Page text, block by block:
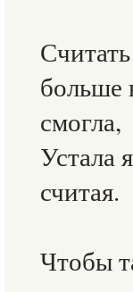
больше
смогла,
Устала
считая.
Чтобы